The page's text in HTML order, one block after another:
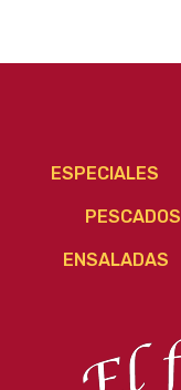
ESPECIALES
PESCADOS
ENSALADAS